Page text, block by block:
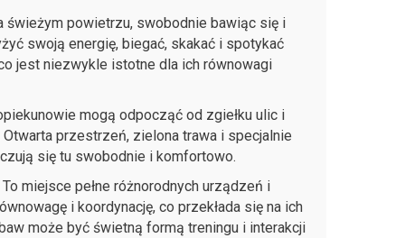
powietrzu, swobodnie bawiąc się i
swoją energię, biegać, skakać i spotykać
jest niezwykle istotne dla ich równowagi
mogą odpocząć od zgiełku ulic i
przestrzeń, zielona trawa i specjalnie
się tu swobodnie i komfortowo.
miejsce pełne różnorodnych urządzeń i
i koordynację, co przekłada się na ich
może być świetną formą treningu i interakcji